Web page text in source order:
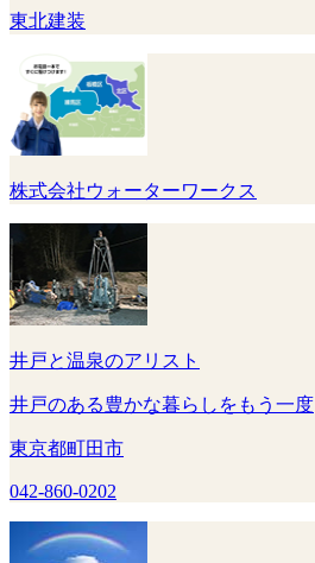
東北建装
株式会社ウォーターワークス
井戸と温泉のアリスト
井戸のある豊かな暮らしをもう一度
東京都町田市
042-860-0202